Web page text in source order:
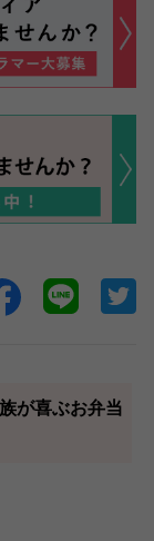
が喜ぶお弁当